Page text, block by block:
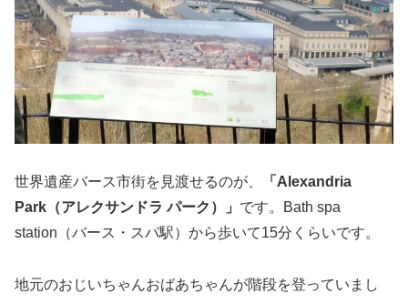
世界遺産バース市街を見渡せるのが、
「Alexandria
Park（アレクサンドラ パーク）」 です。Bath spa
station（バース・スパ駅）から歩いて15分くらいです。
地元のおじいちゃんおばあちゃんが階段を登っていまし